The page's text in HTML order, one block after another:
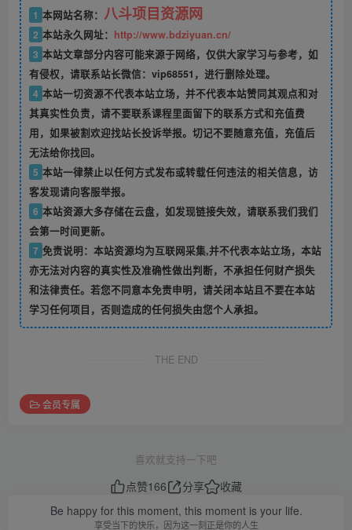
1 本网站名称： 八斗项目资源网
2 本站永久网址： http://www.bdziyuan.cn/
3 本站文章部分内容可能来源于网络，仅供大家学习与参考，如
有侵权，请联系站长微信：vip68551，进行删除处理。
4 本站一切资源不代表本站立场，并不代表本站赞同其观点和对
其真实性负责，请不要联系课程里面留下的联系方式和充值费
用，如果被割欢迎找站长投诉举报。切记不要随意充值，充值后
无法给你找回。
5 本站一律禁止以任何方式发布或转载任何违法的相关信息，访
客发现请向客服举报。
6 本站资源大多存储在云盘，如发现链接失效，请联系我们我们
会第一时间更新。
7 免责说明：本站资源均为互联网采集,并不代表本站立场，本站
亦无法对内容的真实性及准确性做出判断，不承担任何财产损失
和法律责任。若您不同意本免责申明，请关闭本站且不要在本站
学习任何项目，否则造成的任何损失由您个人承担。
THE END
会员专属
喜欢就支持一下吧
点赞166 分享
收藏
Be happy for this moment, this moment is your life.
享受当下的快乐，因为这一刻正是你的人生